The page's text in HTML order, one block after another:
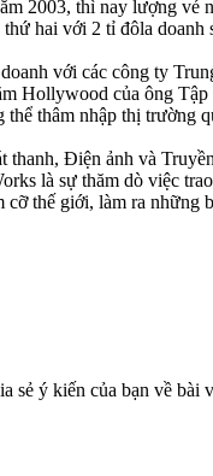
2003, thì nay lượng
hai với 2 tỉ đôla doanh
với các công ty
Hollywood của ông
thâm nhập thị trường
Điện ảnh và
là sự thăm dò việc
thế giới, làm ra
sẻ ý kiến của bạn về bài